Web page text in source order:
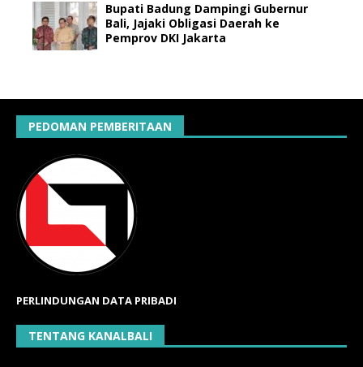
Bupati Badung Dampingi Gubernur
Bali, Jajaki Obligasi Daerah ke
Pemprov DKI Jakarta
PEDOMAN PEMBERITAAN
PERLINDUNGAN DATA PRIBADI
TENTANG KANALBALI